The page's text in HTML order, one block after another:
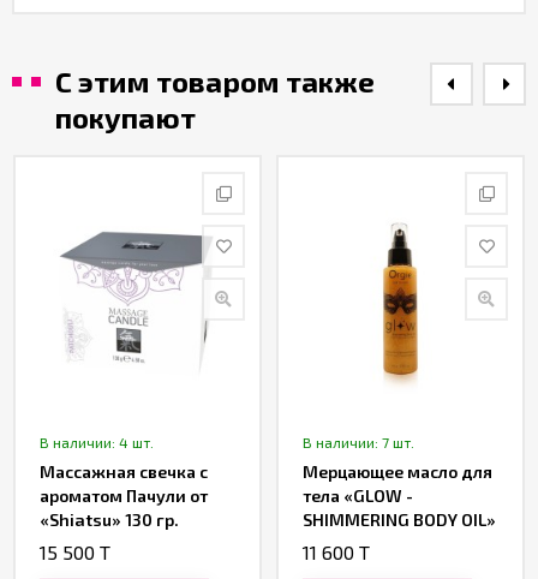
С этим товаром также
покупают
В наличии: 4 шт.
Массажная свечка с
ароматом Пачули от
«Shiatsu» 130 гр.
15 500 T
В наличии: 7 шт.
Мерцающее масло для
тела «GLOW -
SHIMMERING BODY OIL»
от «Orgie»
11 600 T